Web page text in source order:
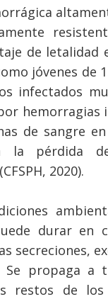
de letalidad
jóvenes de
infectados
hemorragias
de sangre
la pérdida
2020).
durar en
secreciones,
propaga a
de los